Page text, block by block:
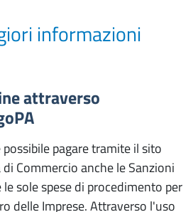
informazioni
attraverso
pagare tramite il sito
Commercio anche le Sanzioni
le sole spese di procedimento per
delle Imprese. Attraverso l'uso